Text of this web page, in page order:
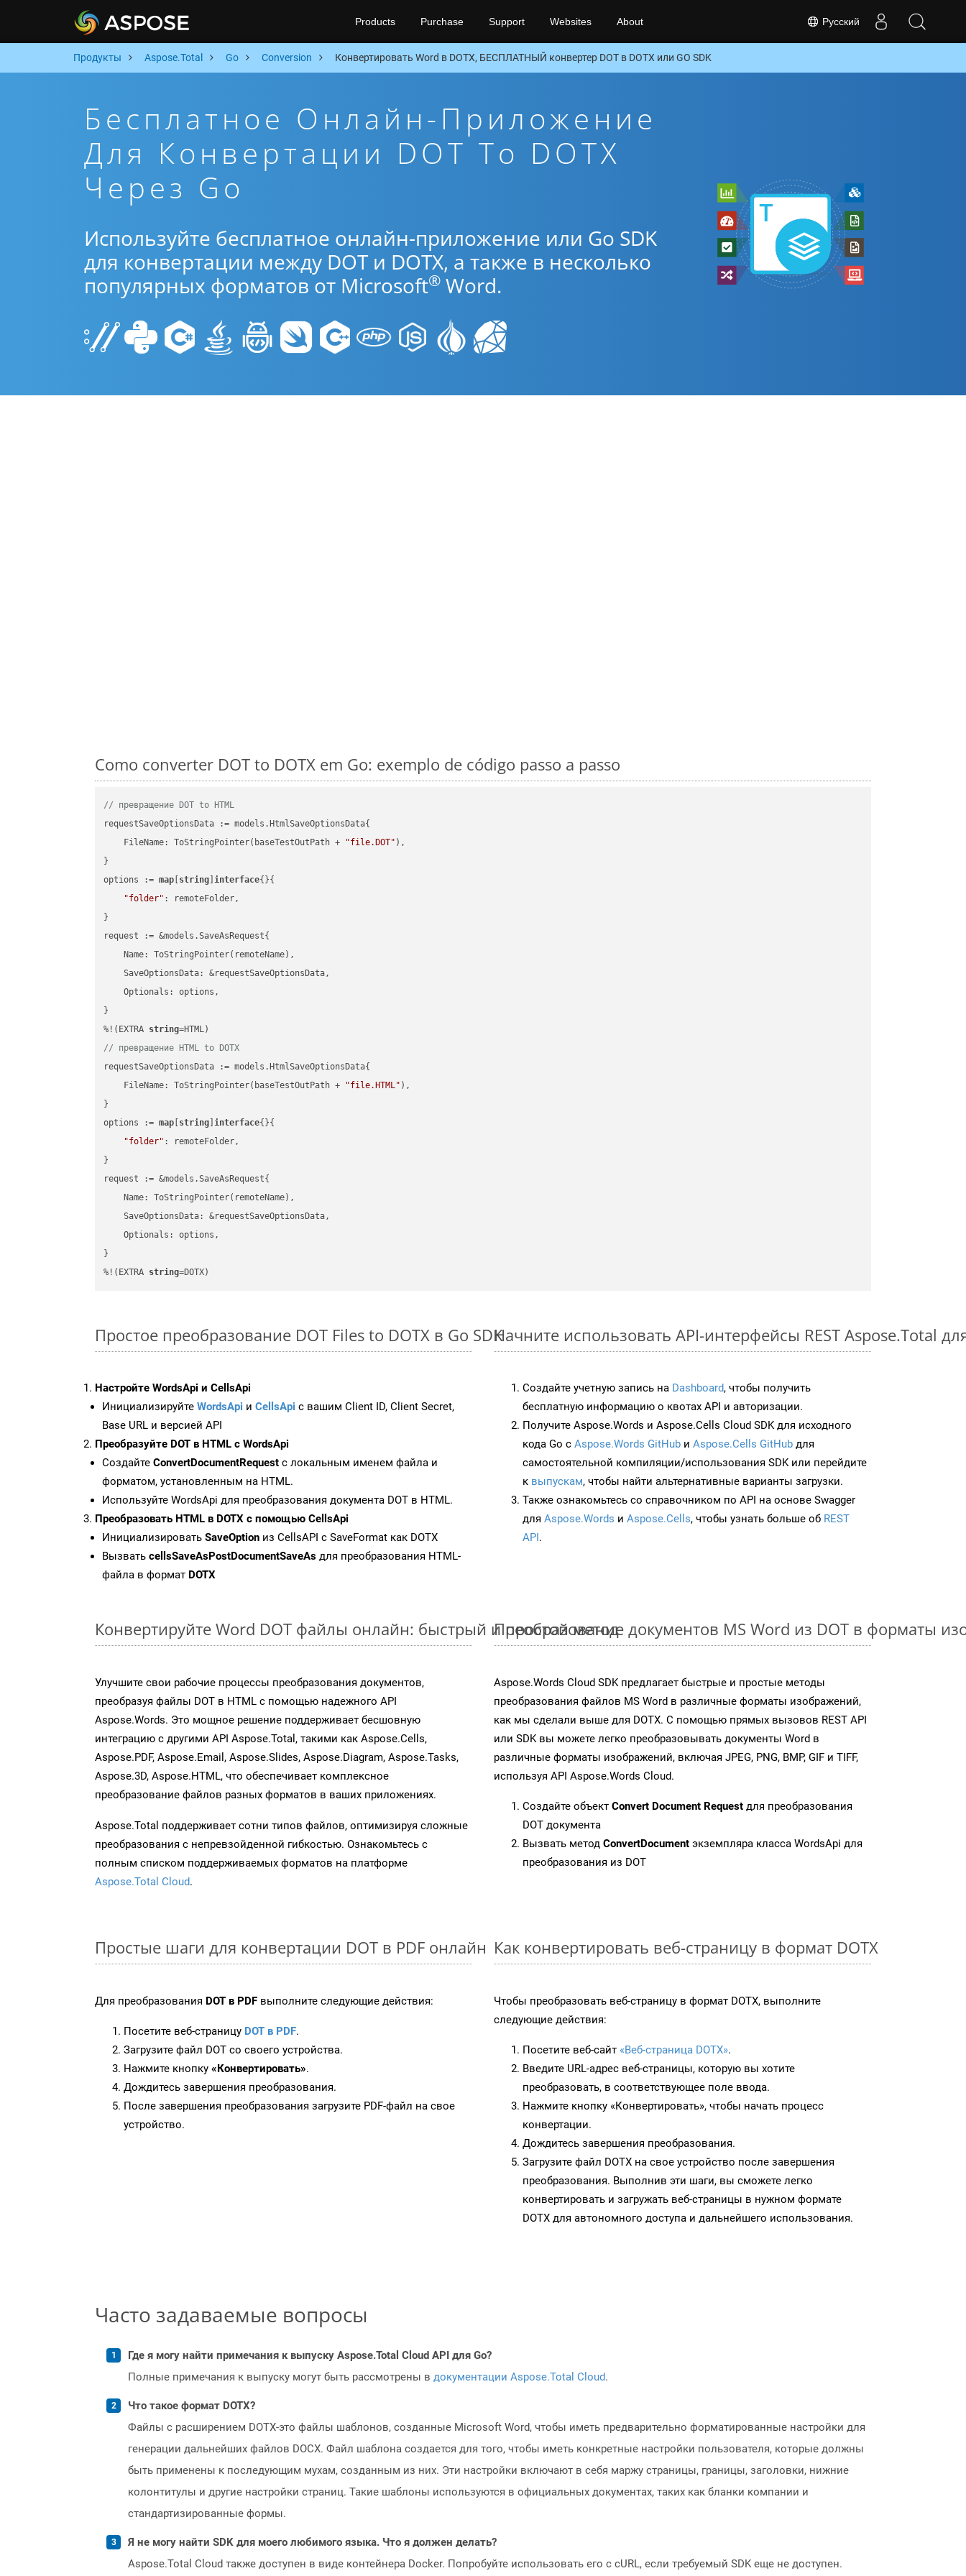
Русский
Products Purchase Support Websites About
Продукты Aspose.Total Go Conversion Конвертировать Word в DOTX, БЕСПЛАТНЫЙ конвертер DOT в DOTX или GO SDK
Бесплатное Онлайн-Приложение
Для Конвертации DOT To DOTX
Через Go
Используйте бесплатное онлайн-приложение или Go SDK
для конвертации между DOT и DOTX, а также в несколько
популярных форматов от Microsoft® Word.
Como converter DOT to DOTX em Go: exemplo de código passo a passo
// превращение DOT to HTML
requestSaveOptionsData := models.HtmlSaveOptionsData{
    FileName: ToStringPointer(baseTestOutPath +
"file.DOT" ),
}
options := map string ]interface{}{
"folder" : remoteFolder,
}
request := &models.SaveAsRequest{
    Name: ToStringPointer(remoteName),
    SaveOptionsData: &requestSaveOptionsData,
    Optionals: options,
}
%!(EXTRA string
// превращение HTML to DOTX
requestSaveOptionsData := models.HtmlSaveOptionsData{
    FileName: ToStringPointer(baseTestOutPath +
"file.HTML" ),
}
options := map string ]interface{}{
"folder" : remoteFolder,
}
request := &models.SaveAsRequest{
    Name: ToStringPointer(remoteName),
    SaveOptionsData: &requestSaveOptionsData,
    Optionals: options,
}
%!(EXTRA string=DOTX)
Простое преобразование DOT Files to DOTX в Go SDK
Настройте WordsApi и CellsApi
Инициализируйте WordsApi и CellsApi с вашим Client ID, Client Secret,
Base URL и версией API
Преобразуйте DOT в HTML с WordsApi
Создайте ConvertDocumentRequest с локальным именем файла и
форматом, установленным на HTML.
Используйте WordsApi для преобразования документа DOT в HTML.
Преобразовать HTML в DOTX с помощью CellsApi
Инициализировать SaveOption из CellsAPI с SaveFormat как DOTX
Вызвать cellsSaveAsPostDocumentSaveAs для преобразования HTML-
файла в формат DOTX
Начните использовать API-интерфейсы REST Aspose.Total
Создайте учетную запись на Dashboard, чтобы получить
бесплатную информацию о квотах API и авторизации.
Получите Aspose.Words и Aspose.Cells Cloud SDK для исходного
кода Go с Aspose.Words GitHub и Aspose.Cells GitHub для
самостоятельной компиляции/использования SDK или перейдите
к выпускам, чтобы найти альтернативные варианты загрузки.
Также ознакомьтесь со справочником по API на основе Swagger
для Aspose.Words и Aspose.Cells, чтобы узнать больше об REST
API.
Конвертируйте Word DOT файлы онлайн: быстрый и простой метод
Улучшите свои рабочие процессы преобразования документов,
преобразуя файлы DOT в HTML с помощью надежного API
Aspose.Words. Это мощное решение поддерживает бесшовную
интеграцию с другими API Aspose.Total, такими как Aspose.Cells,
Aspose.PDF, Aspose.Email, Aspose.Slides, Aspose.Diagram, Aspose.Tasks,
Aspose.3D, Aspose.HTML, что обеспечивает комплексное
преобразование файлов разных форматов в ваших приложениях.
Aspose.Total поддерживает сотни типов файлов, оптимизируя сложные
преобразования с непревзойденной гибкостью. Ознакомьтесь с
полным списком поддерживаемых форматов на платформе
Aspose.Total Cloud.
Преобразование документов MS Word из DOT в форматы
Aspose.Words Cloud SDK предлагает быстрые и простые методы
преобразования файлов MS Word в различные форматы изображений,
как мы сделали выше для DOTX. С помощью прямых вызовов REST API
или SDK вы можете легко преобразовывать документы Word в
различные форматы изображений, включая JPEG, PNG, BMP, GIF и TIFF,
используя API Aspose.Words Cloud.
Создайте объект Convert Document Request для преобразования
DOT документа
Вызвать метод ConvertDocument экземпляра класса WordsApi для
преобразования из DOT
Простые шаги для конвертации DOT в PDF онлайн
Для преобразования DOT в PDF выполните следующие действия:
Посетите веб-страницу DOT в PDF.
Загрузите файл DOT со своего устройства.
Нажмите кнопку «Конвертировать».
Дождитесь завершения преобразования.
После завершения преобразования загрузите PDF-файл на свое
устройство.
Как конвертировать веб-страницу в формат DOTX
Чтобы преобразовать веб-страницу в формат DOTX, выполните
следующие действия:
Посетите веб-сайт «Веб-страница DOTX».
Введите URL-адрес веб-страницы, которую вы хотите
преобразовать, в соответствующее поле ввода.
Нажмите кнопку «Конвертировать», чтобы начать процесс
конвертации.
Дождитесь завершения преобразования.
Загрузите файл DOTX на свое устройство после завершения
преобразования. Выполнив эти шаги, вы сможете легко
конвертировать и загружать веб-страницы в нужном формате
DOTX для автономного доступа и дальнейшего использования.
Часто задаваемые вопросы
Где я могу найти примечания к выпуску Aspose.Total Cloud API для Go?
Полные примечания к выпуску могут быть рассмотрены в документации Aspose.Total Cloud.
Что такое формат DOTX?
Файлы с расширением DOTX-это файлы шаблонов, созданные Microsoft Word, чтобы иметь предварительно форматированные настройки для
генерации дальнейших файлов DOCX. Файл шаблона создается для того, чтобы иметь конкретные настройки пользователя, которые должны
быть применены к последующим мухам, созданным из них. Эти настройки включают в себя маржу страницы, границы, заголовки, нижние
колонтитулы и другие настройки страниц. Такие шаблоны используются в официальных документах, таких как бланки компании и
стандартизированные формы.
Я не могу найти SDK для моего любимого языка. Что я должен делать?
Aspose.Total Cloud также доступен в виде контейнера Docker. Попробуйте использовать его с cURL, если требуемый SDK еще не доступен.